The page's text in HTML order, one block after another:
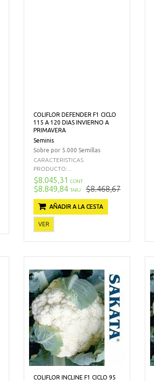
COLIFLOR DEFENDER F1 CICLO
115 A 120 DIAS INVIERNO A
PRIMAVERA
Seminis
Sobre por 5.000 Semillas
CARACTERISTICAS
PRODUCTO:...
$8.045,31 CONT
$8.849,84 TARJ $8.468,67
AÑADIR A LA CESTA
VER
COLIFLOR INCLINE F1 CICLO 95